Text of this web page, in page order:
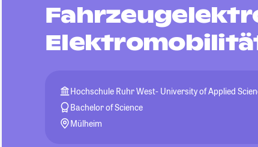
Hochschule Ruhr West- University of Applied
Bachelor of Science
Mülheim